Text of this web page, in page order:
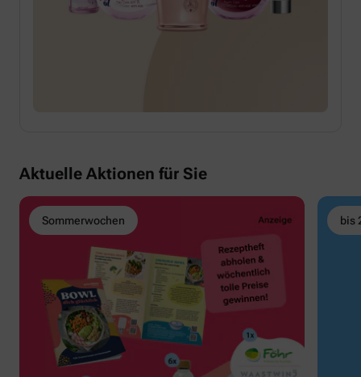
Aktuelle Aktionen für Sie
Sommerwochen bis